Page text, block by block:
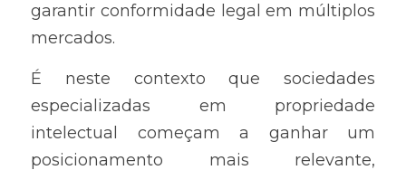
garantir conformidade legal em múltiplos
mercados.
É neste contexto que sociedades
especializadas em propriedade
intelectual começam a ganhar um
posicionamento mais relevante,